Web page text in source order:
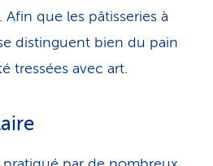
que les pâtisseries à
distinguent bien du pain
tressées avec art.